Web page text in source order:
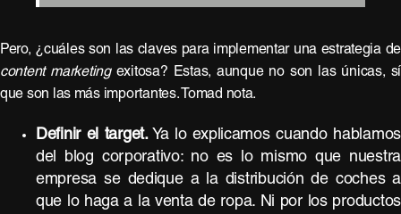
Pero, ¿cuáles son las claves para implementar una estrategia de
content marketingexitosa? Estas, aunque no son las únicas, sí
que son las más importantes. Tomad nota.
Definir el target.Ya lo explicamos cuando hablamos
del blog corporativo: no es lo mismo que nuestra
empresa se dedique a la distribución de coches a
que lo haga a la venta de ropa. Ni por los productos